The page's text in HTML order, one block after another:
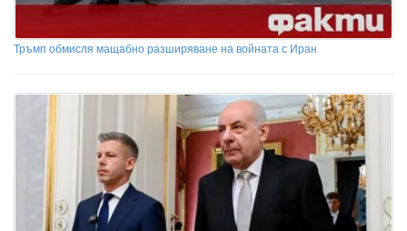
Тръмп обмисля мащабно разширяване на войната с Иран